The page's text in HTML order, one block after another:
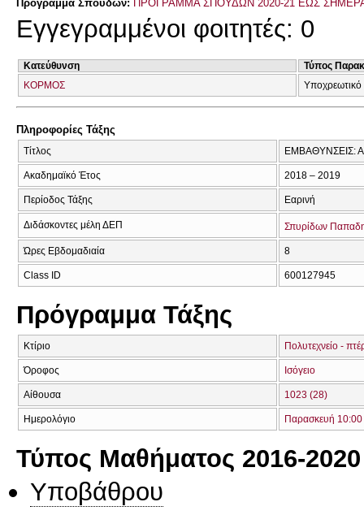
Πρόγραμμα Σπουδών: ΠΡΟΓΡΑΜΜΑ ΣΠΟΥΔΩΝ 2020-21 ΕΩΣ
Εγγεγραμμένοι φοιτητές: 0
Κατεύθυνση
Τύπος
ΚΟΡΜΟΣ
Πληροφορίες Τάξης
Τίτλος ΕΜΒΑΘΥΝΣΕΙΣ:
Ακαδημαϊκό Έτος 2018 – 2019
Περίοδος Τάξης Εαρινή
Διδάσκοντες μέλη ΔΕΠ Σπυρίδων
Ώρες Εβδομαδιαία 8
Class ID 600127945
Πρόγραμμα Τάξης
Κτίριο Πολυτεχνείο -
Όροφος Ισόγειο
Αίθουσα 1023 (28)
Ημερολόγιο Παρασκευή
Τύπος Μαθήματος 2016-2020
Υποβάθρου